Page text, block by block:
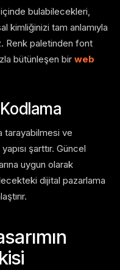
içinde bulabilecekleri,
kimliğinizi tam anlamıyla
Renk paletinden font
bütünleşen bir web
tarayabilmesi ve
şarttır. Güncel
uygun olarak
dijital pazarlama